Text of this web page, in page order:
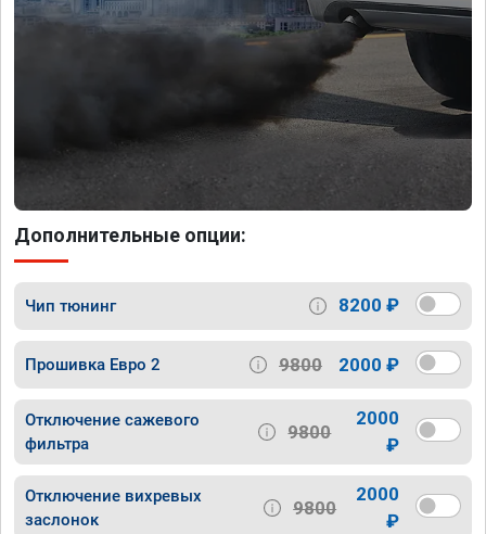
Дополнительные опции:
Чип тюнинг 8200 ₽
Прошивка Евро 2 9800 2000 ₽
Отключение сажевого
фильтра
9800
2000
₽
Отключение вихревых
заслонок
9800
2000
₽